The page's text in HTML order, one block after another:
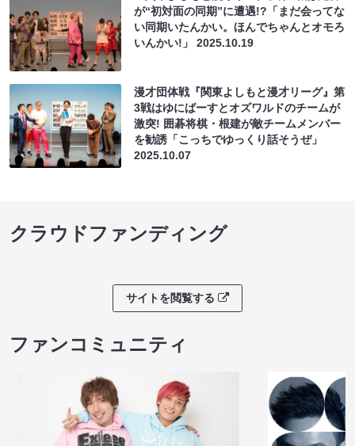
が“初対面の同期”に遭遇!?「まだ会ってな
い同期いたんかい。ほんでちゃんとオモろ
いんかい!」2025.10.19
漫才団体戦『関東よしもと漫才リーグ』第
3戦はゆにばーすとオズワルドのチームが
激突! 囲碁将棋・根建が敵チームメンバー
を勧誘「こっちでゆっくり話そうぜ」
2025.10.07
クラウドファンディング
サイトを閲覧する
ファンコミュニティ